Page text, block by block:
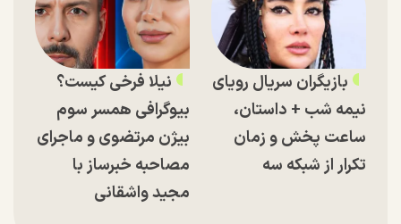
بازیگران سریال رویای
نیمه شب + داستان،
ساعت پخش و زمان
تکرار از شبکه سه
نیلا فرخی کیست؟
بیوگرافی همسر سوم
بیژن مرتضوی و ماجرای
مصاحبه خبرساز با
مجید واشقانی